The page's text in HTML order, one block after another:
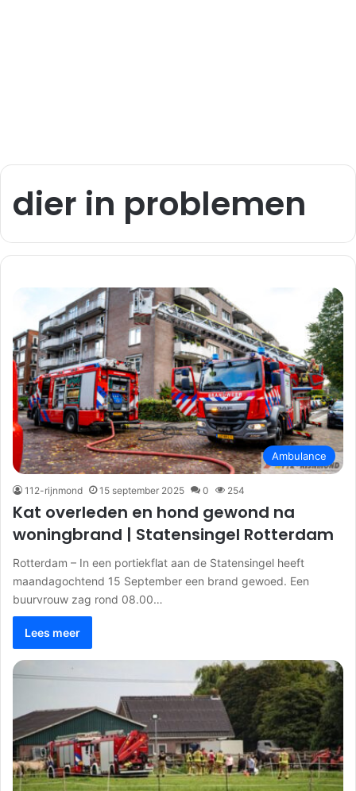
dier in problemen
Ambulance
112-rijnmond 15 september 2025 0 254
Kat overleden en hond gewond na
woningbrand | Statensingel Rotterdam
Rotterdam – In een portiekflat aan de Statensingel heeft
maandagochtend 15 September een brand gewoed. Een
buurvrouw zag rond 08.00…
Lees meer